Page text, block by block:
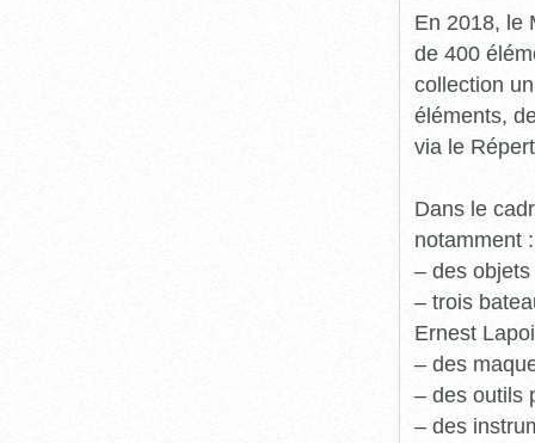
En 2018, le
de 400
collection
éléments,
via le
Dans le
notamment :
– des
– trois
Ernest
– des
– des outils
– des